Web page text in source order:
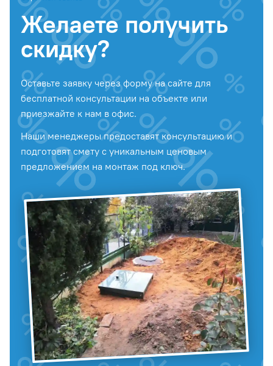
Желаете получить
скидку?
Оставьте заявку через форму на сайте для
бесплатной консультации на объекте или
приезжайте к нам в офис.
Наши менеджеры предоставят консультацию и
подготовят смету с уникальным ценовым
предложением на монтаж под ключ.